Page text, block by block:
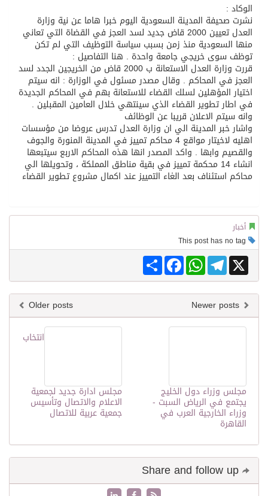
ثلة من الضابطات في الجييش الكويتي
كسوة الكعبة تعتلي البيت العتيق
الوكاد :
نشرت صحيفة المدينة السعودية اليوم خبرا هاما عن نية وزارة
العدل تعيين 2000 قاض جديد لسد العجز في القضاة التي تعاني
منها السعودية منذ زمن بسبب سياسة التوظيف التي لم تكن
توظف سوى خريجي جامعة واحدة . هنا التفاصيل :
قررت وزارة العدل الاستعانة ب 2000 قاض من الخريجين الجدد لسد
العجز في المحاكم . وقال مصدر مسئول في الوزارة : انه سيتم
اختيار المؤهلين لسلك القضاء للاستعانة بهم في المحاكم الجديدة
في اطار تطوير القضاء الذي سينتهي خلال العامين المقبلين .
وانه سيتم الاعلان قريبا عن الوظائف
واشار خبر المدينة الي ان وزارة العدل تدرس عروضا من مؤسسات
اهليه لاخيتار مواقع 4 محاكم تمييز في المدينة المنورة والجوف
والقصيم وابها . واكد المصدر انها هذه المحاكم الاربع سيتبعها
انشاء 14 محكمة تمييز في بقية مناطق المملكة ، وتحويلها الي
محاكم استئناف بعد الغاء التمييز عند اكمال مشروع تطوير القضاء
أخبار
Share
FacebookWhatsAppTelegram X
Older posts
انتخاب
مجلس ادارة جديد لجمعية
الاعلام والاتصال وتأسيس
جمعية عربية للاتصال
مجلس وزراء دول الخليج
يجتمع في الرياض السبت -
وزراء الخارجية العرب في
القاهرة